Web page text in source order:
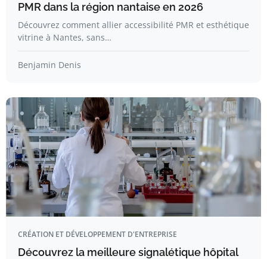
PMR dans la région nantaise en 2026
Découvrez comment allier accessibilité PMR et esthétique
vitrine à Nantes, sans…
Benjamin Denis
CRÉATION ET DÉVELOPPEMENT D'ENTREPRISE
Découvrez la meilleure signalétique hôpital